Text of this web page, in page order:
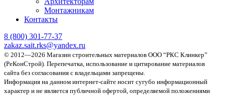
Монтажникам
Контакты
8 (800) 301-77-37
zakaz.sait.rks@yandex.ru
© 2012—2026 Магазин строительных материалов ООО “РКС Клинкер”
(РеКонСтрой). Перепечатка, использование и цитирование материалов
сайта без согласования с владельцами запрещены.
Информация на данном интернет-сайте носит сугубо информационный
характер и не является публичной офертой, определяемой положениями